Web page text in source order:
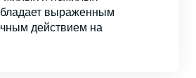
выраженным
действием на